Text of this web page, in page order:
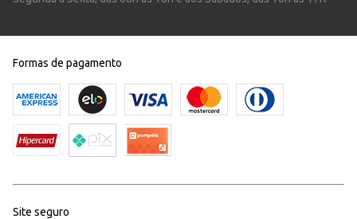
Formas de pagamento
Site seguro